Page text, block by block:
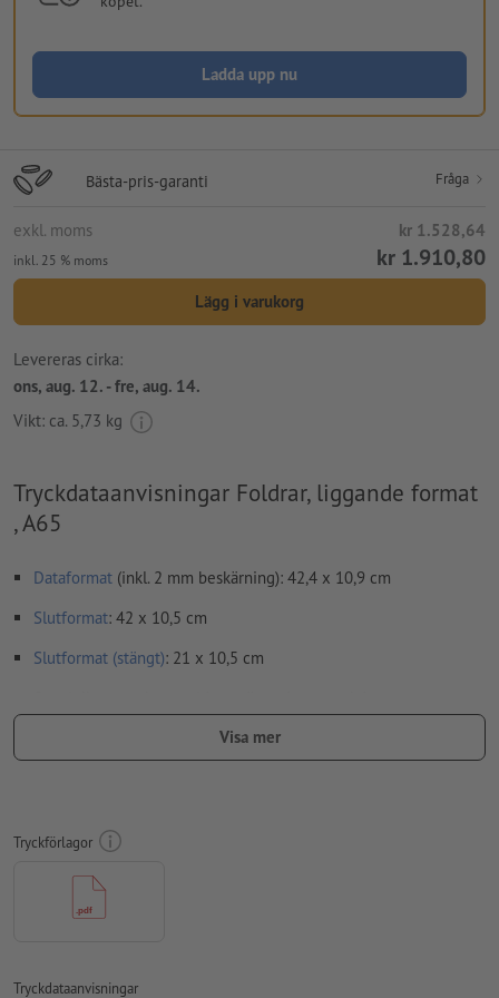
Ladda upp nu
Bästa-pris-garanti Fråga
exkl. moms kr 1.528,64
inkl. 25 % moms kr 1.910,80
Lägg i varukorg
Levereras cirka:
ons, aug. 12. - fre, aug. 14.
Vikt: ca. 5,73 kg
Tryckdataanvisningar Foldrar, liggande format
, A65
Dataformat (inkl. 2 mm beskärning): 42,4 x 10,9 cm
Slutformat: 42 x 10,5 cm
Slutformat (stängt): 21 x 10,5 cm
Skapa inte tryckfiler för foldrar som enkelsidor, utan som
färdigmonterade inner- och yttersidor - se datablad
vi kan tyvärr inte alltid ta hänsyn till
För att motivet i den färdiga trycktprodukten inte ska hamna
upp och ner, ska man i tryckdata ta hänsyn till
Visa mer
Tryckförlagor
Tryckdataanvisningar